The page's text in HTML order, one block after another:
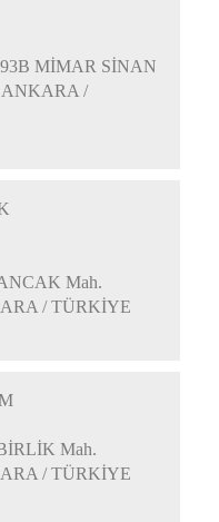
MİMAR SİNAN
/
Mah.
/ TÜRKİYE
Mah.
/ TÜRKİYE